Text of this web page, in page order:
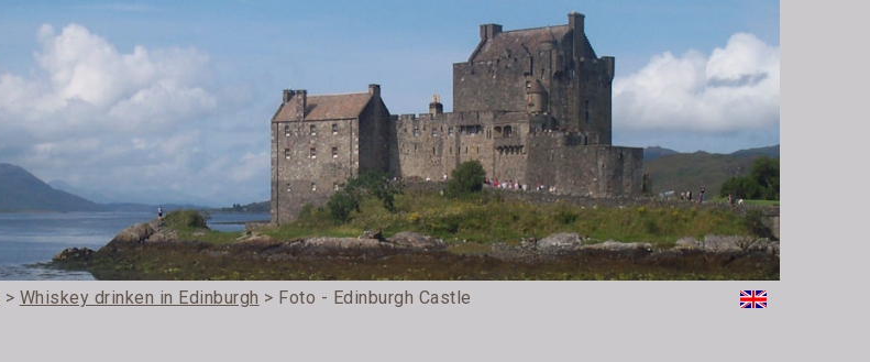
> Whiskey drinken in Edinburgh > Foto - Edinburgh Castle